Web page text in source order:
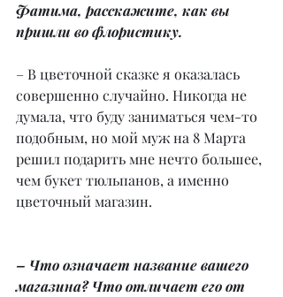
Фатима, расскажите, как вы
пришли во флористику.
– В цветочной сказке я оказалась
совершенно случайно. Никогда не
думала, что буду заниматься чем-то
подобным, но мой муж на 8 Марта
решил подарить мне нечто большее,
чем букет тюльпанов, а именно
цветочный магазин.
– Что означает название вашего
магазина? Что отличает его от